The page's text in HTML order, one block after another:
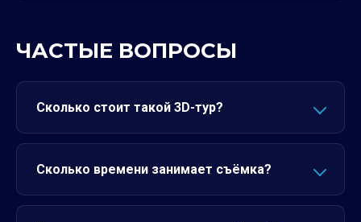
ЧАСТЫЕ ВОПРОСЫ
Сколько стоит такой 3D-тур?
Сколько времени занимает съёмка?